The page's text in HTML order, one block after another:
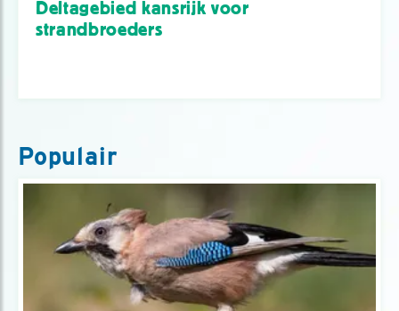
Deltagebied kansrijk voor
strandbroeders
Populair